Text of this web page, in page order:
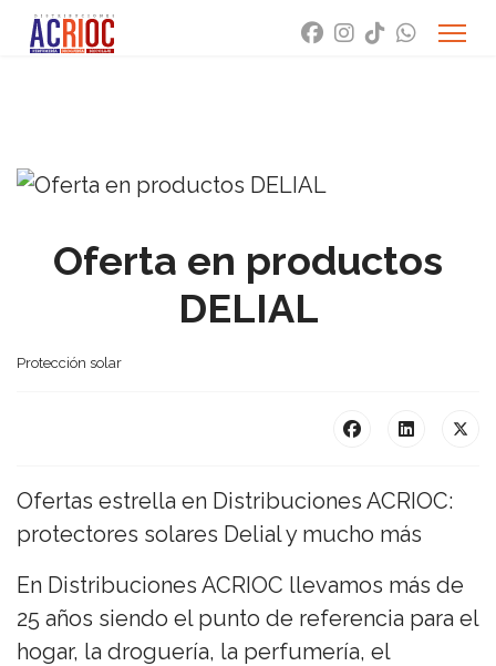
Oferta en productos
DELIAL
Protección solar
Ofertas estrella en Distribuciones ACRIOC:
protectores solares Delial y mucho más
En Distribuciones ACRIOC llevamos más de
25 años siendo el punto de referencia para el
hogar, la droguería, la perfumería, el